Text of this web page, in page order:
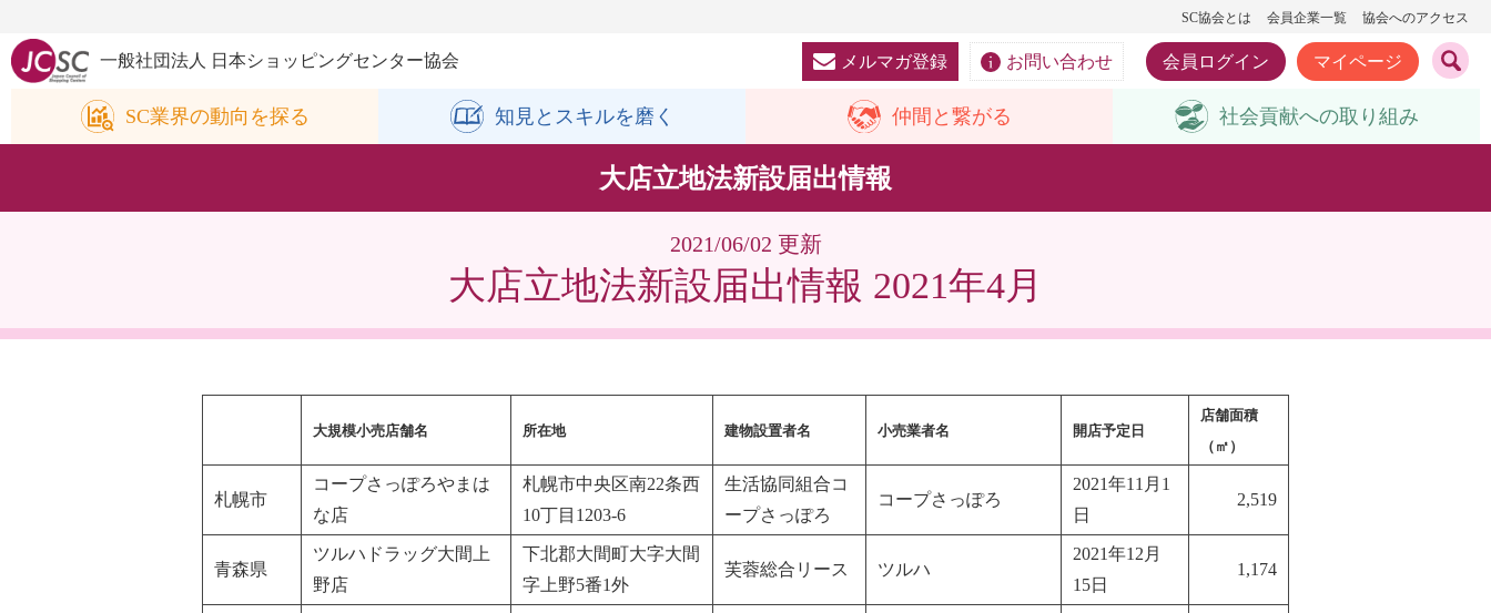
SC協会とは 会員企業一覧 協会へのアクセス
一般社団法人 日本ショッピングセンター協会 メルマガ登録 お問い合わせ 会員ログイン マイページ
SC業界の動向を探る 知見と スキルを磨く 仲間と 繋がる 社会貢献への取り組み
大店立地法新設届出情報
2021/06/02 更新
大店立地法新設届出情報 2021年4月
大規模小売店舗名 所在地 建物設置者名 小売業者名 開店予定日
店舗面積
（㎡）
札幌市
コープさっぽろやまは
な店
札幌市中央区南22条西
10丁目1203-6
生活協同組合コ
ープさっぽろ
コープさっぽろ
2021年11月1
日
2,519
青森県
ツルハドラッグ大間上
野店
下北郡大間町大字大間
字上野5番1外
芙蓉総合リース ツルハ
2021年12月
15日
1,174